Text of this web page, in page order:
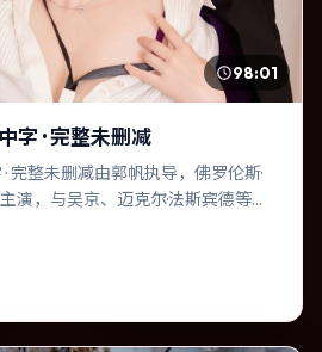
98:01
字 · 完整未删减
完整未删减由郭帆执导，佛罗伦斯·
演，与吴京、迈克尔·法斯宾德等共
，主要班底与取景来自俄罗斯。一
，信任瞬间崩塌。影片整体气质克
清晰，适合喜欢强情节与细腻表演